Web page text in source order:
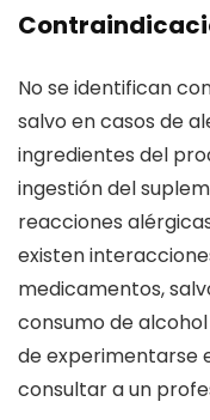
No se identifican
salvo en casos de
ingredientes del
ingestión del
reacciones
existen
medicamentos,
consumo de
de experimentarse
consultar a un